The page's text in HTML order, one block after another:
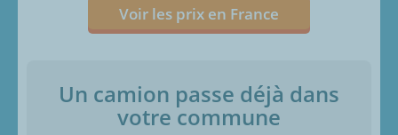
Voir les prix en France
Un camion passe déjà dans
votre commune